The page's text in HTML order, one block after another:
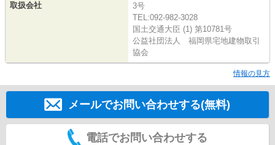
取扱会社
3号
TEL:092-982-3028
国土交通大臣 (1) 第10781号
公益社団法人 福岡県宅地建物取引
協会
情報の見方
メールでお問い合わせする(無料)
電話でお問い合わせする